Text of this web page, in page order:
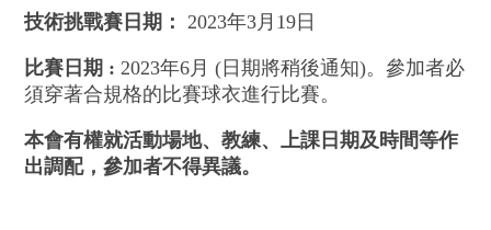
技術挑戰賽日期： 2023年3月19日
比賽日期 : 2023年6月 (日期將稍後通知)。參加者必
須穿著合規格的比賽球衣進行比賽。
本會有權就活動場地、教練、上課日期及時間等作
出調配，參加者不得異議。